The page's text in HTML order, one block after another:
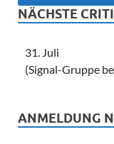
NÄCHSTE
31. Juli
(Signal-Gruppe
ANMELDUNG